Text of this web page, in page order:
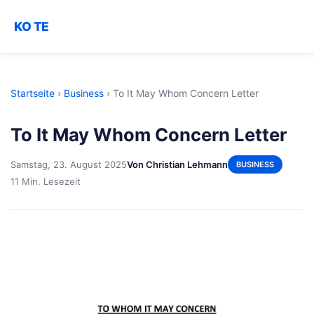
KO TE
Startseite › Business › To It May Whom Concern Letter
To It May Whom Concern Letter
Samstag, 23. August 2025Von Christian Lehmann BUSINESS
11 Min. Lesezeit